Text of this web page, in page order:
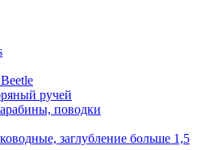
ручей
поводки
заглубление больше 1,5